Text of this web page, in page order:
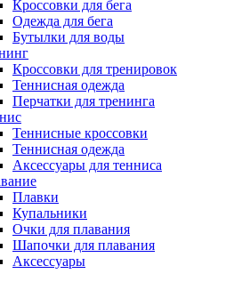
Кроссовки для бега
Одежда для бега
Бутылки для воды
Кроссовки для тренировок
Теннисная одежда
Перчатки для тренинга
Теннисные кроссовки
Теннисная одежда
Аксессуары для тенниса
Плавки
Купальники
Очки для плавания
Шапочки для плавания
Аксессуары